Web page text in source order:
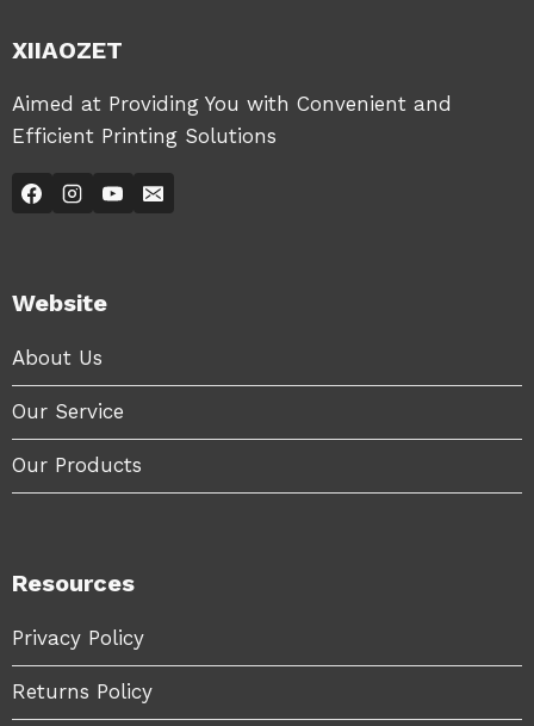
XIIAOZET
Aimed at Providing You with Convenient and
Efficient Printing Solutions
Website
About Us
Our Service
Our Products
Resources
Privacy Policy
Returns Policy